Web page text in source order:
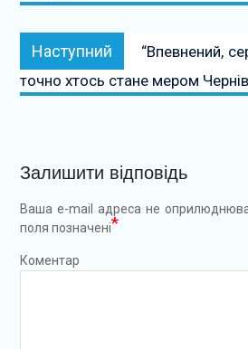
Наступний Наступний:
“Впевнений,
точно хтось стане мером
Залишити відповідь
Ваша e-mail адреса не
поля позначені*
Коментар